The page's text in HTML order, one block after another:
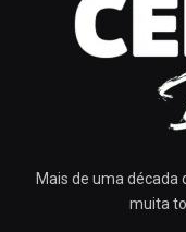
Mais de uma década
muita